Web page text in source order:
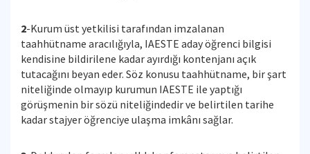
2-Kurum üst yetkilisi tarafından imzalanan
taahhütname aracılığıyla, IAESTE aday öğrenci bilgisi
kendisine bildirilene kadar ayırdığı kontenjanı açık
tutacağını beyan eder. Söz konusu taahhütname, bir şart
niteliğinde olmayıp kurumun IAESTE ile yaptığı
görüşmenin bir sözü niteliğindedir ve belirtilen tarihe
kadar stajyer öğrenciye ulaşma imkânı sağlar.